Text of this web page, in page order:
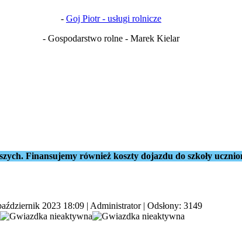
- Goj Piotr - usługi rolnicze
- Gospodarstwo rolne - Marek Kielar
Finansujemy również koszty dojazdu do szkoły
2023 18:09 | Administrator| Odsłony: 3149